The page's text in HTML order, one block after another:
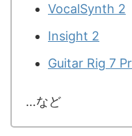
VocalSynth 2
Insight 2
Guitar Rig 7
…など